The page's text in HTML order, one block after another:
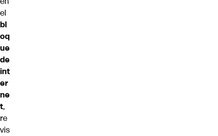
el
bl
oq
ue
de
int
er
ne
t,
re
vis